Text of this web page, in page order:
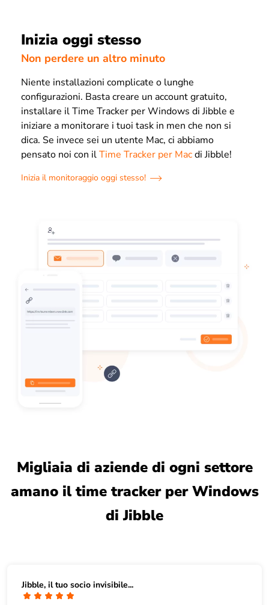
Inizia oggi stesso
Non perdere un altro minuto
Niente installazioni complicate o lunghe
configurazioni. Basta creare un account gratuito,
installare il Time Tracker per Windows di Jibble e
iniziare a monitorare i tuoi task in men che non si
dica. Se invece sei un utente Mac, ci abbiamo
pensato noi con ilTime Tracker per Macdi Jibble!
Inizia il monitoraggio oggi stesso!
Migliaia di aziende di ogni settore
amano il time tracker per Windows
di Jibble
Jibble, il tuo socio invisibile...